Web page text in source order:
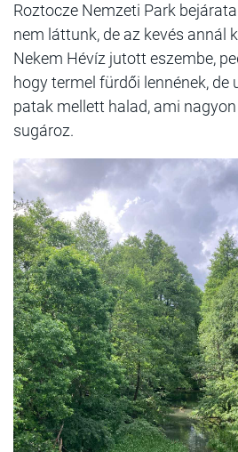
Roztocze Nemzeti Park
nem láttunk, de az kevés annál
Nekem Hévíz jutott eszembe,
hogy termel fürdői lennének, de
patak mellett halad, ami
sugároz.